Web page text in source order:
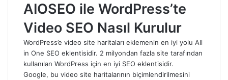
AIOSEO ile WordPress’te
Video SEO Nasıl Kurulur
WordPress’e video site haritaları eklemenin en iyi yolu All
in One SEO eklentisidir. 2 milyondan fazla site tarafından
kullanılan WordPress için en iyi SEO eklentisidir.
Google, bu video site haritalarının biçimlendirilmesini